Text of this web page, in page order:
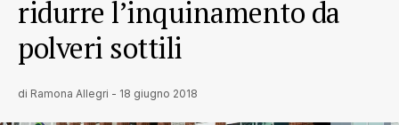
ridurre l’inquinamento da
polveri sottili
di Ramona Allegri - 18 giugno 2018